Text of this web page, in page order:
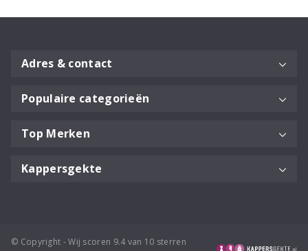
Adres & contact
Populaire categorieën
Top Merken
Kappersgekte
© Copyright - Wij scoren 9.4 van 10 sterren